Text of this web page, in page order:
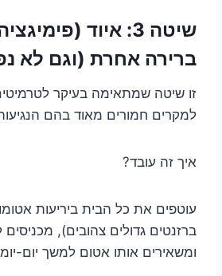
שיטה 3: איוד
ברירה אחרת (וגם לא
זו שיטה שמתאימה בעיקר
למקרים חמורים מאוד בהם
איך זה עובד?
עוטפים את כל הבית ביריעות
ברזנטים גדולים צהובים), מכניסים
ומשאירים אותו אטום למשך יום-